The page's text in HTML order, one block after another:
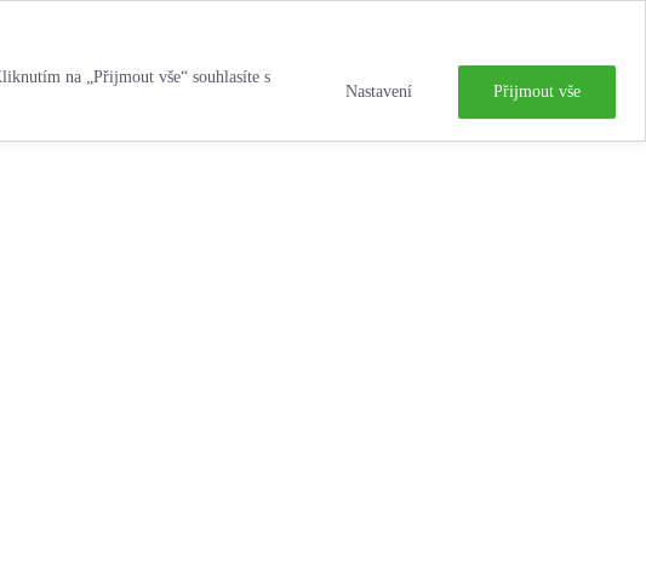
na „Přijmout vše“ souhlasíte s
Nastavení Přijmout vše